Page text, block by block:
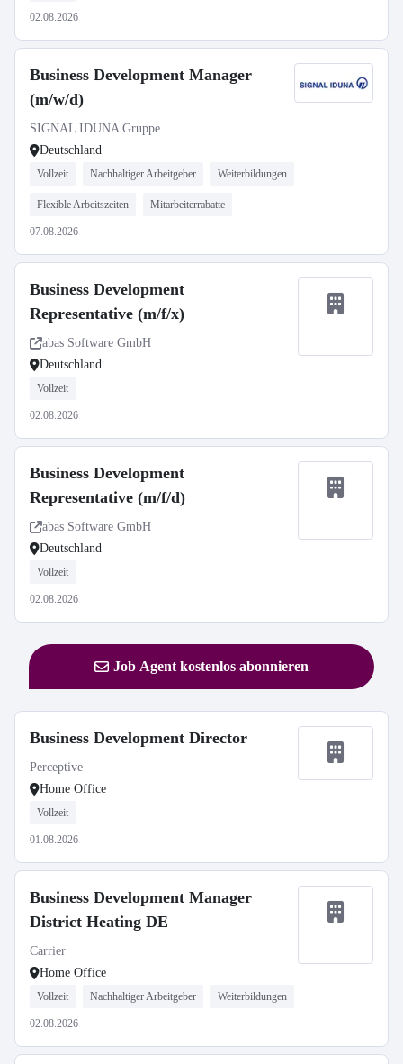
02.08.2026
Business Development Manager
(m/w/d)
SIGNAL IDUNA Gruppe
Deutschland
Vollzeit Nachhaltiger Arbeitgeber Weiterbildungen
Flexible Arbeitszeiten Mitarbeiterrabatte
07.08.2026
Business Development
Representative (m/f/x)
abas Software GmbH
Deutschland
Vollzeit
02.08.2026
Business Development
Representative (m/f/d)
abas Software GmbH
Deutschland
Vollzeit
02.08.2026
Job Agent kostenlos abonnieren
Business Development Director
Perceptive
Home Office
Vollzeit
01.08.2026
Business Development Manager
District Heating DE
Carrier
Home Office
Vollzeit Nachhaltiger Arbeitgeber Weiterbildungen
02.08.2026